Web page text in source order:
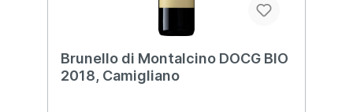
Brunello di Montalcino DOCG BIO
2018, Camigliano